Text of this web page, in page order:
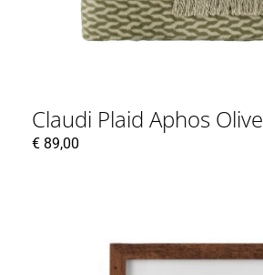
Claudi Plaid Aphos Olive
€ 89,00